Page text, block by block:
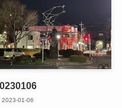
2023-01-06